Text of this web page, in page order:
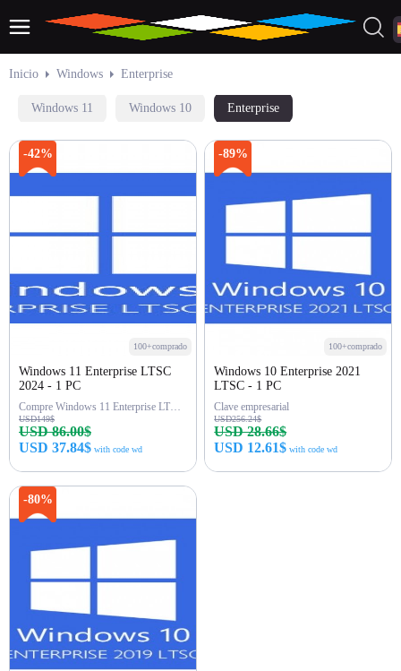
Inicio Windows Enterprise
Windows 11 Windows 10 Enterprise
-42%
100+comprado
Windows 11 Enterprise LTSC
2024 - 1 PC
Compre Windows 11 Enterprise LTSC 2024 para 1 PC y actualice al sistema operativo Windows más popular.
USD149$
USD 86.00$
USD 37.84$ with code wd
-89%
100+comprado
Windows 10 Enterprise 2021
LTSC - 1 PC
Clave empresarial
USD256.24$
USD 28.66$
USD 12.61$ with code wd
-80%